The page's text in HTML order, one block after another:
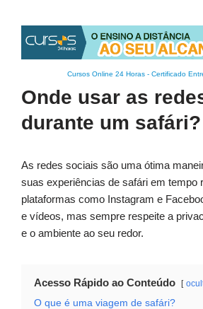
Cursos Online 24 Horas - Certificado
Onde usar as
durante um safári?
As redes sociais são uma ótima
suas experiências de safári em tempo
plataformas como Instagram e
e vídeos, mas sempre respeite a
e o ambiente ao seu redor.
Acesso Rápido ao Conteúdo
O que é uma viagem de safári?